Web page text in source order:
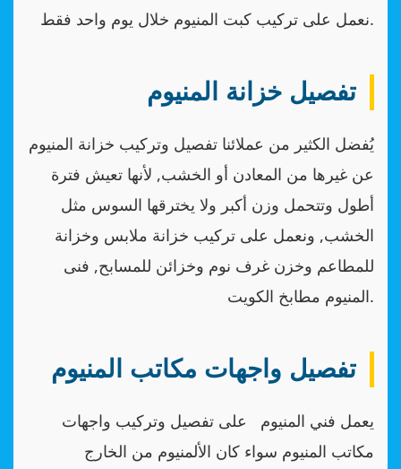
نعمل على تركيب كبت المنيوم خلال يوم واحد فقط.
تفصيل خزانة المنيوم
يُفضل الكثير من عملائنا تفصيل وتركيب خزانة المنيوم
عن غيرها من المعادن أو الخشب, لأنها تعيش فترة
أطول وتتحمل وزن أكبر ولا يخترقها السوس مثل
الخشب, ونعمل على تركيب خزانة ملابس وخزانة
للمطاعم وخزن غرف نوم وخزائن للمسابح, فنى
المنيوم مطابخ الكويت.
تفصيل واجهات مكاتب المنيوم
يعمل فني المنيوم على تفصيل وتركيب واجهات
مكاتب المنيوم سواء كان الألمنيوم من الخارج